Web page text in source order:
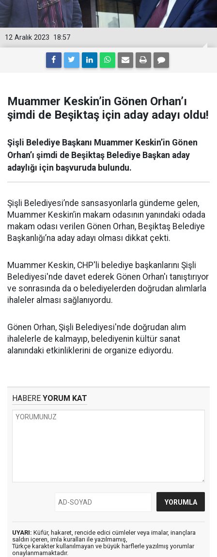
18:57
12 Aralık 2023
Muammer Keskin’in Gönen Orhan’ı
şimdi de Beşiktaş için aday adayı oldu!
Şişli Belediye Başkanı Muammer Keskin’in Gönen
Orhan’ı şimdi de Beşiktaş Belediye Başkan aday
adaylığı için başvuruda bulundu.
Şişli Belediyesi’nde sansasyonlarla gündeme gelen,
Muammer Keskin’in makam odasının yanındaki odada
makam odası verilen Gönen Orhan, Beşiktaş Belediye
Başkanlığı’na aday adayı olması dikkat çekti.
Muammer Keskin, CHP'li belediye başkanlarını Şişli
Belediyesi'nde davet ederek Gönen Orhan'ı tanıştırıyor
ve sonrasında da o belediyelerden doğrudan alımlarla
ihaleler alması sağlanıyordu.
Gönen Orhan, Şişli Belediyesi'nde doğrudan alım
ihalelerle de kalmayıp, belediyenin kültür sanat
alanındaki etkinliklerini de organize ediyordu.
HABERE YORUM KAT
UYARI: Küfür, hakaret, rencide edici cümleler veya imalar, inançlara
saldırı içeren, imla kuralları ile yazılmamış,
Türkçe karakter kullanılmayan ve büyük harflerle yazılmış yorumlar
onaylanmamaktadır.